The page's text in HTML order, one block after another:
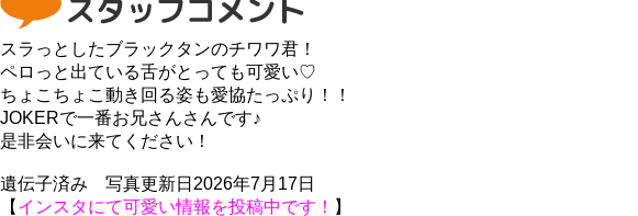
スラっとしたブラックタンのチワワ君！
ペロっと出ている舌がとっても可愛い♡
ちょこちょこ動き回る姿も愛協たっぷり！！
JOKERで一番お兄さんさんです♪
是非会いに来てください！
遺伝子済み 写真更新日2026年7月17日
【 インスタにて可愛い情報を投稿中です！ 】